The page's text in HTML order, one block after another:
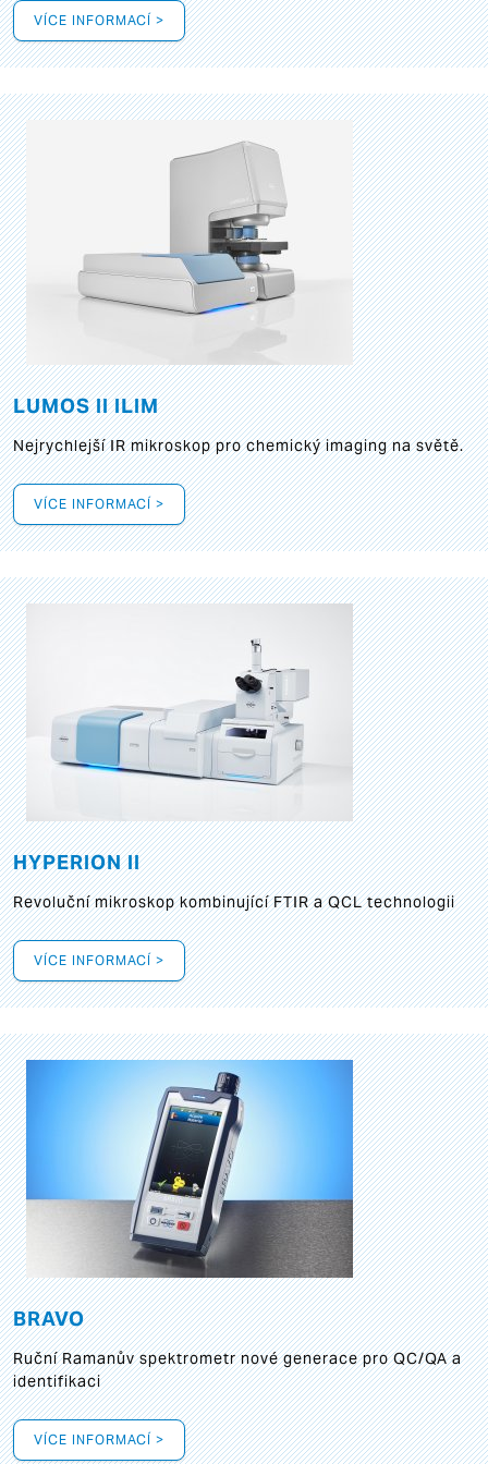
VÍCE INFORMACÍ >
LUMOS II ILIM
Nejrychlejší IR mikroskop pro chemický imaging na světě.
VÍCE INFORMACÍ >
HYPERION II
Revoluční mikroskop kombinující FTIR a QCL technologii
VÍCE INFORMACÍ >
BRAVO
Ruční Ramanův spektrometr nové generace pro QC/QA a
identifikaci
VÍCE INFORMACÍ >